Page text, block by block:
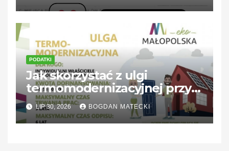
PODATKI
Jak skorzystać z ulgi
termomodernizacyjnej przy
braku podatku — praktyczne
rozwiązania
LIP 30, 2026 BOGDAN MATECKI